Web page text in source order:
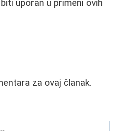
uporan u primeni ovih
za ovaj članak.